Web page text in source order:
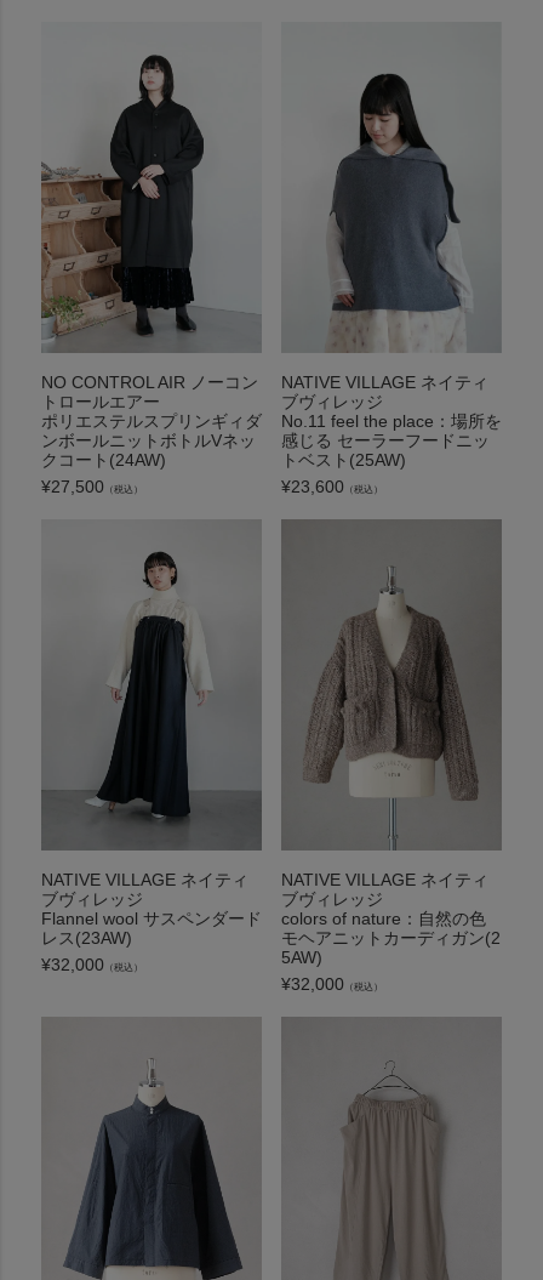
NO CONTROL AIR ノーコン
トロールエアー
ポリエステルスプリンギィダ
ンボールニットボトルVネッ
クコート(24AW)
¥27,500 （税込）
NATIVE VILLAGE ネイティ
ブヴィレッジ
No.11 feel the place：場所を
感じる セーラーフードニッ
トベスト(25AW)
¥23,600 （税込）
NATIVE VILLAGE ネイティ
ブヴィレッジ
Flannel wool サスペンダード
レス(23AW)
¥32,000 （税込）
NATIVE VILLAGE ネイティ
ブヴィレッジ
colors of nature：自然の色
モヘアニットカーディガン(2
5AW)
¥32,000 （税込）